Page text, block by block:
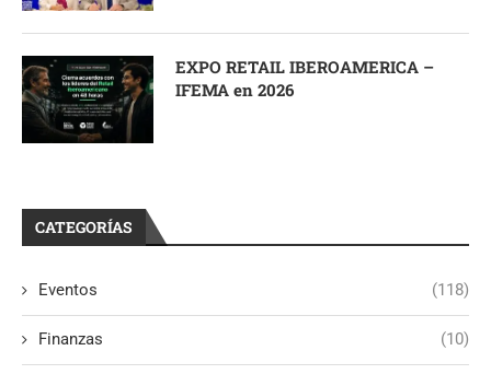
EXPO RETAIL IBEROAMERICA –
IFEMA en 2026
CATEGORÍAS
Eventos (118)
Finanzas (10)